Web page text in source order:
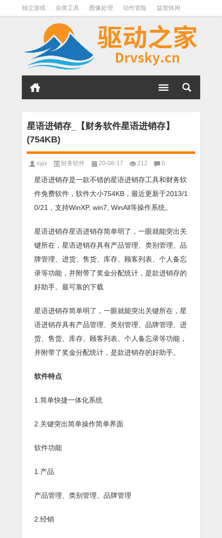
独立游戏 杂类工具 图像处理 动作冒险 益智休闲
QQ其它 下载软件 文件管理 其它
软件分类
星语进销存_【财务软件星语进销存】
(754KB)
xyjx 财务软件 20-08-17 212 0
星语进销存是一款不错的星语进销存工具和财务软
件免费软件，软件大小754KB，最近更新于2013/1
0/21，支持WinXP, win7, WinAll等操作系统。
星语进销存星语进销存简单明了，一眼就能突出关
键所在，星语进销存具有产品管理、类别管理、品
牌管理、进货、售货、库存、顾客列表、个人备忘
录等功能，并附带了奖金分配统计，是款进销存的
好助手。最可靠的下载
星语进销存简单明了，一眼就能突出关键所在，星
语进销存具有产品管理、类别管理、品牌管理、进
货、售货、库存、顾客列表、个人备忘录等功能，
并附带了奖金分配统计，是款进销存的好助手。
软件特点
1.简单快捷一体化系统
2.关键突出简单操作简单界面
软件功能
1.产品
产品管理、类别管理、品牌管理
2.经销